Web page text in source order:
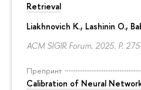
Retrieval
Liakhnovich K., Lashinin O.,
ACM SIGIR Forum. 2025. P.
Препринт
Calibration of Neural